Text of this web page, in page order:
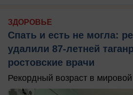
ЗДОРОВЬЕ
Спать и есть не могла:
удалили 87-летней
ростовские врачи
Рекордный возраст в мировой